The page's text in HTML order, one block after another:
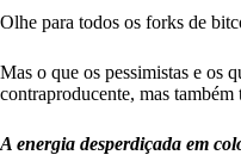
Olhe para todos os forks de
Mas o que os pessimistas e os
contraproducente, mas
A energia desperdiçada em